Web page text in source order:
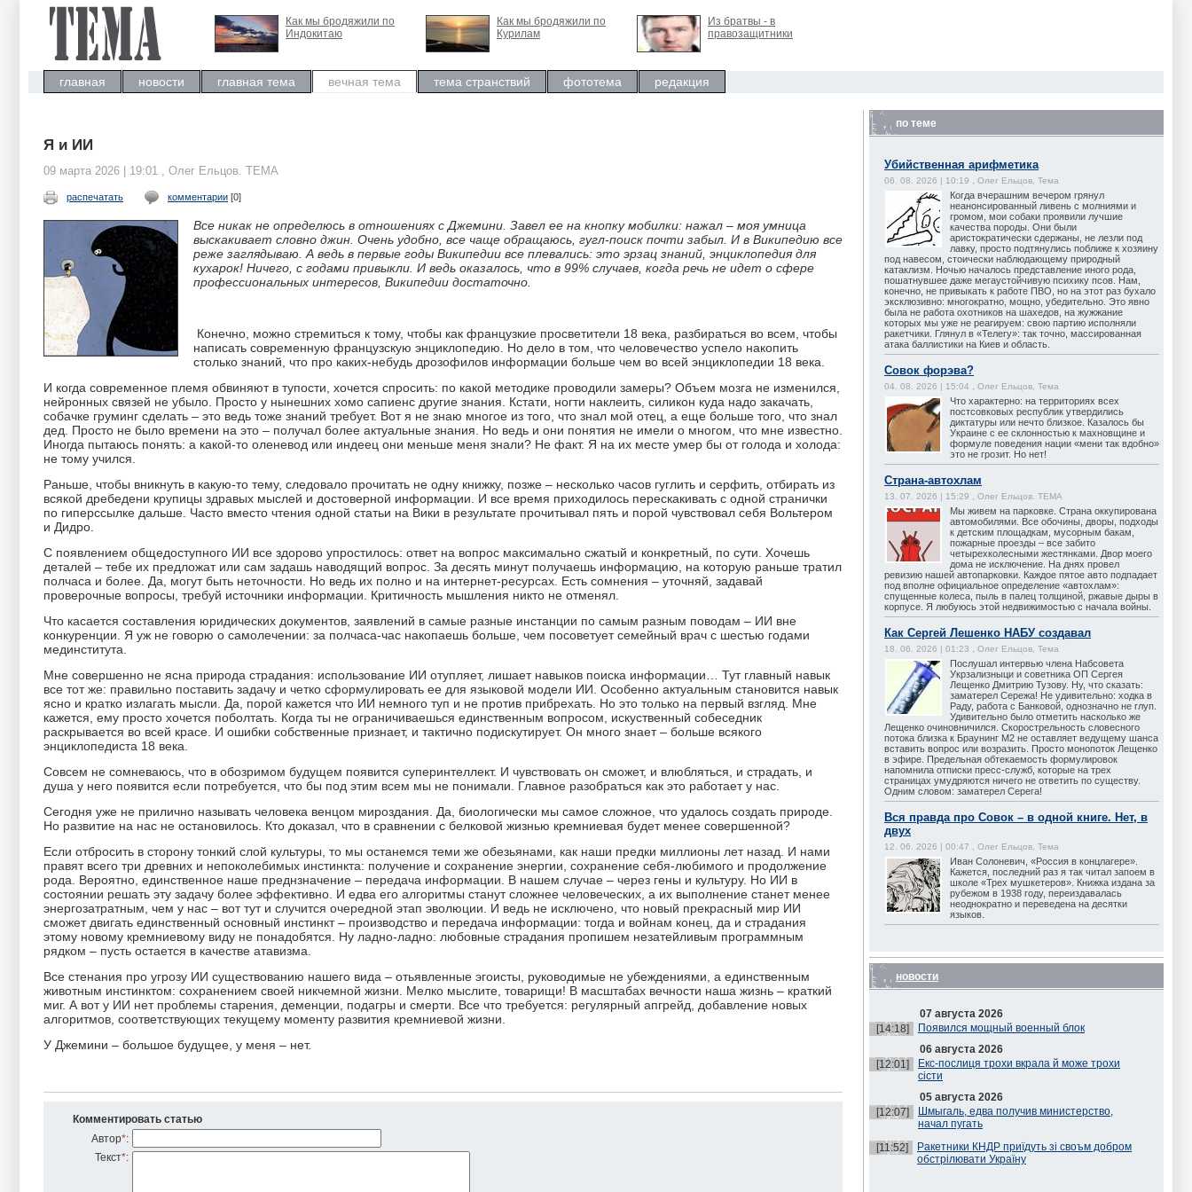
Как мы бродяжили по
Индокитаю
Как мы бродяжили по
Курилам
Из братвы - в
правозащитники
главная новости главная тема вечная тема тема странствий фототема редакция
Я и ИИ
09 марта 2026 | 19:01 , Олег Ельцов. ТЕМА
распечатать комментарии [0]
Все никак не определюсь в отношениях с Джемини. Завел ее на кнопку мобилки: нажал – моя умница
выскакивает словно джин. Очень удобно, все чаще обращаюсь, гугл-поиск почти забыл. И в Википедию все
реже заглядываю. А ведь в первые годы Википедии все плевались: это эрзац знаний, энциклопедия для
кухарок! Ничего, с годами привыкли. И ведь оказалось, что в 99% случаев, когда речь не идет о сфере
профессиональных интересов, Википедии достаточно.
Конечно, можно стремиться к тому, чтобы как французкие просветители 18 века, разбираться во всем, чтобы
написать современную французскую энциклопедию. Но дело в том, что человечество успело накопить
столько знаний, что про каких-небудь дрозофилов информации больше чем во всей энциклопедии 18 века.
И когда современное племя обвиняют в тупости, хочется спросить: по какой методике проводили замеры? Объем мозга не изменился,
нейронных связей не убыло. Просто у нынешних хомо сапиенс другие знания. Кстати, ногти наклеить, силикон куда надо закачать,
собачке груминг сделать – это ведь тоже знаний требует. Вот я не знаю многое из того, что знал мой отец, а еще больше того, что знал
дед. Просто не было времени на это – получал более актуальные знания. Но ведь и они понятия не имели о многом, что мне известно.
Иногда пытаюсь понять: а какой-то оленевод или индеец они меньше меня знали? Не факт. Я на их месте умер бы от голода и холода:
не тому учился.
Раньше, чтобы вникнуть в какую-то тему, следовало прочитать не одну книжку, позже – несколько часов гуглить и серфить, отбирать из
всякой дребедени крупицы здравых мыслей и достоверной информации. И все время приходилось перескакивать с одной странички
по гиперссылке дальше. Часто вместо чтения одной статьи на Вики в результате прочитывал пять и порой чувствовал себя Вольтером
и Дидро.
С появлением общедоступного ИИ все здорово упростилось: ответ на вопрос максимально сжатый и конкретный, по сути. Хочешь
деталей – тебе их предложат или сам задашь наводящий вопрос. За десять минут получаешь информацию, на которую раньше тратил
полчаса и более. Да, могут быть неточности. Но ведь их полно и на интернет-ресурсах. Есть сомнения – уточняй, задавай
проверочные вопросы, требуй источники информации. Критичность мышления никто не отменял.
Что касается составления юридических документов, заявлений в самые разные инстанции по самым разным поводам – ИИ вне
конкуренции. Я уж не говорю о самолечении: за полчаса-час накопаешь больше, чем посоветует семейный врач с шестью годами
мединститута.
Мне совершенно не ясна природа страдания: использование ИИ отупляет, лишает навыков поиска информации… Тут главный навык
все тот же: правильно поставить задачу и четко сформулировать ее для языковой модели ИИ. Особенно актуальным становится навык
ясно и кратко излагать мысли. Да, порой кажется что ИИ немного туп и не против прибрехать. Но это только на первый взгляд. Мне
кажется, ему просто хочется поболтать. Когда ты не ограничиваешься единственным вопросом, искуственный собеседник
раскрывается во всей красе. И ошибки собственные признает, и тактично подискутирует. Он много знает – больше всякого
энциклопедиста 18 века.
Совсем не сомневаюсь, что в обозримом будущем появится суперинтеллект. И чувствовать он сможет, и влюбляться, и страдать, и
душа у него появится если потребуется, что бы под этим всем мы не понимали. Главное разобраться как это работает у нас.
Сегодня уже не прилично называть человека венцом мироздания. Да, биологически мы самое сложное, что удалось создать природе.
Но развитие на нас не остановилось. Кто доказал, что в сравнении с белковой жизнью кремниевая будет менее совершенной?
Если отбросить в сторону тонкий слой культуры, то мы останемся теми же обезьянами, как наши предки миллионы лет назад. И нами
правят всего три древних и непоколебимых инстинкта: получение и сохранение энергии, сохранение себя-любимого и продолжение
рода. Вероятно, единственное наше преднзначение – передача информации. В нашем случае – через гены и культуру. Но ИИ в
состоянии решать эту задачу более эффективно. И едва его алгоритмы станут сложнее человеческих, а их выполнение станет менее
энергозатратным, чем у нас – вот тут и случится очередной этап эволюции. И ведь не исключено, что новый прекрасный мир ИИ
сможет двигать единственный основный инстинкт – производство и передача информации: тогда и войнам конец, да и страдания
этому новому кремниевому виду не понадобятся. Ну ладно-ладно: любовные страдания пропишем незатейливым программным
рядком – пусть остается в качестве атавизма.
Все стенания про угрозу ИИ существованию нашего вида – отьявленные эгоисты, руководимые не убеждениями, а единственным
животным инстинктом: сохранением своей никчемной жизни. Мелко мыслите, товарищи! В масштабах вечности наша жизнь – краткий
миг. А вот у ИИ нет проблемы старения, деменции, подагры и смерти. Все что требуется: регулярный апгрейд, добавление новых
алгоритмов, соответствующих текущему моменту развития кремниевой жизни.
У Джемини – большое будущее, у меня – нет.
Комментировать статью
Автор*:
Текст*:
по теме
Убийственная арифметика
06. 08. 2026 | 10:19 , Олег Ельцов, Тема
Когда вчерашним вечером грянул
неанонсированный ливень с молниями и
громом, мои собаки проявили лучшие
качества породы. Они были
аристократически сдержаны, не лезли под
лавку, просто подтянулись поближе к хозяину
под навесом, стоически наблюдающему природный
катаклизм. Ночью началось представление иного рода,
пошатнувшее даже мегаустойчивую психику псов. Нам,
конечно, не привыкать к работе ПВО, но на этот раз бухало
эксклюзивно: многократно, мощно, убедительно. Это явно
была не работа охотников на шахедов, на жужжание
которых мы уже не реагируем: свою партию исполняли
ракетчики. Глянул в «Телегу»: так точно, массированная
атака баллистики на Киев и область.
Совок форэва?
04. 08. 2026 | 15:04 , Олег Ельцов, Тема
Что характерно: на территориях всех
постсовковых республик утвердились
диктатуры или нечто близкое. Казалось бы
Украине с ее склонностью к махновщине и
формуле поведения нации «мени так вдобно»
это не грозит. Но нет!
Страна-автохлам
13. 07. 2026 | 15:29 , Олег Ельцов. ТЕМА
Мы живем на парковке. Страна оккупирована
автомобилями. Все обочины, дворы, подходы
к детским площадкам, мусорным бакам,
пожарные проезды – все забито
четырехколесными жестянками. Двор моего
дома не исключение. На днях провел
ревизию нашей автопарковки. Каждое пятое авто подпадает
под вполне официальное определение «автохлам»:
спущенные колеса, пыль в палец толщиной, ржавые дыры в
корпусе. Я любуюсь этой недвижимостью с начала войны.
Как Сергей Лешенко НАБУ создавал
18. 06. 2026 | 01:23 , Олег Ельцов, Тема
Послушал интервью члена Набсовета
Укрзализныци и советника ОП Сергея
Лещенко Дмитрию Тузову. Ну, что сказать:
заматерел Сережа! Не удивительно: ходка в
Раду, работа с Банковой, однозначно не глуп.
Удивительно было отметить насколько же
Лещенко очиновничился. Скорострельность словесного
потока близка к Браунинг М2 не оставляет ведущему шанса
вставить вопрос или возразить. Просто монопоток Лещенко
в эфире. Предельная обтекаемость формулировок
напомнила отписки пресс-служб, которые на трех
страницах умудряются ничего не ответить по существу.
Одним словом: заматерел Серега!
Вся правда про Совок – в одной книге. Нет, в
двух
12. 06. 2026 | 00:47 , Олег Ельцов, Тема
Иван Солоневич, «Россия в концлагере».
Кажется, последний раз я так читал запоем в
школе «Трех мушкетеров». Книжка издана за
рубежом в 1938 году, переиздавалась
неоднократно и переведена на десятки
языков.
новости
07 августа 2026
[14:18]
Появился мощный военный блок
06 августа 2026
[12:01]
Екс-послиця трохи вкрала й може трохи
сісти
05 августа 2026
[12:07]
Шмыгаль, едва получив министерство,
начал пугать
[11:52]
Ракетники КНДР приїдуть зі своъм добром
обстрілювати Україну